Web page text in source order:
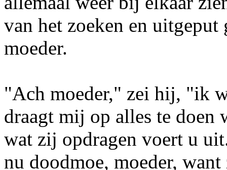
van het zoeken en
moeder.
"Ach moeder," zei hij, "ik
draagt mij op alles te doen
wat zij opdragen voert u
nu doodmoe, moeder,